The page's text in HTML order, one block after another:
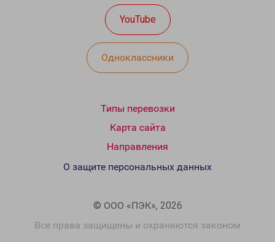
YouTube
Одноклассники
Типы перевозки
Карта сайта
Направления
© ООО «ПЭК», 2026
Все права защищены и охраняются законом
О защите персональных данных